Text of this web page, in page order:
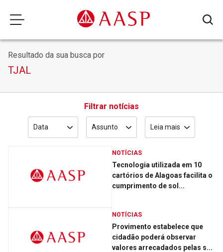
Resultado da sua busca por
TJAL
Filtrar notícias
Data Assunto Leia mais
NOTÍCIAS
Tecnologia utilizada em 10
cartórios de Alagoas facilita o
cumprimento de sol...
NOTÍCIAS
Provimento estabelece que
cidadão poderá observar
valores arrecadados pelas s...